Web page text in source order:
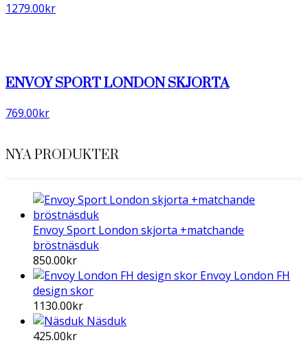
kan
1279.00kr
ENVOY SPORT LONDON SKJORTA
769.00kr
NYA PRODUKTER
Envoy Sport London skjorta +matchande
bröstnäsduk
850.00kr
Envoy London FH
design skor
1130.00kr
Näsduk
425.00kr